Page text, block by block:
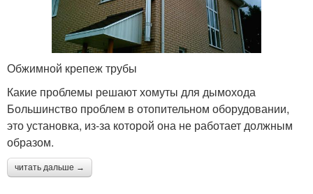
Обжимной крепеж трубы
Какие проблемы решают хомуты для дымохода
Большинство проблем в отопительном оборудовании,
это установка, из-за которой она не работает должным
образом.
читать дальше →